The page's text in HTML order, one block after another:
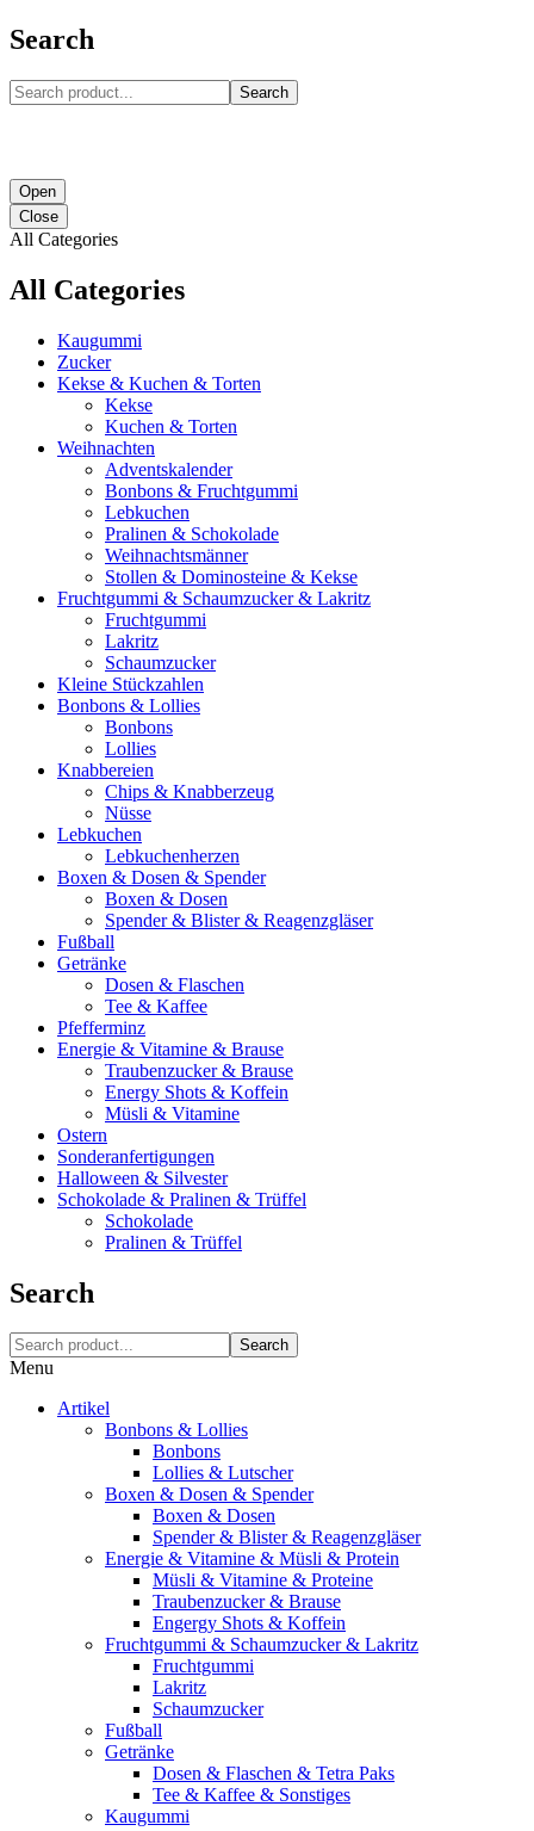
Search
Search
Open
Close
All Categories
All Categories
Kaugummi
Zucker
Kekse & Kuchen & Torten
Kekse
Kuchen & Torten
Weihnachten
Adventskalender
Bonbons & Fruchtgummi
Lebkuchen
Pralinen & Schokolade
Weihnachtsmänner
Stollen & Dominosteine & Kekse
Fruchtgummi & Schaumzucker & Lakritz
Fruchtgummi
Lakritz
Schaumzucker
Kleine Stückzahlen
Bonbons & Lollies
Bonbons
Lollies
Knabbereien
Chips & Knabberzeug
Nüsse
Lebkuchen
Lebkuchenherzen
Boxen & Dosen & Spender
Boxen & Dosen
Spender & Blister & Reagenzgläser
Fußball
Getränke
Dosen & Flaschen
Tee & Kaffee
Pfefferminz
Energie & Vitamine & Brause
Traubenzucker & Brause
Energy Shots & Koffein
Müsli & Vitamine
Ostern
Sonderanfertigungen
Halloween & Silvester
Schokolade & Pralinen & Trüffel
Schokolade
Pralinen & Trüffel
Search
Search
Menu
Artikel
Bonbons & Lollies
Bonbons
Lollies & Lutscher
Boxen & Dosen & Spender
Boxen & Dosen
Spender & Blister & Reagenzgläser
Energie & Vitamine & Müsli & Protein
Müsli & Vitamine & Proteine
Traubenzucker & Brause
Engergy Shots & Koffein
Fruchtgummi & Schaumzucker & Lakritz
Fruchtgummi
Lakritz
Schaumzucker
Fußball
Getränke
Dosen & Flaschen & Tetra Paks
Tee & Kaffee & Sonstiges
Kaugummi